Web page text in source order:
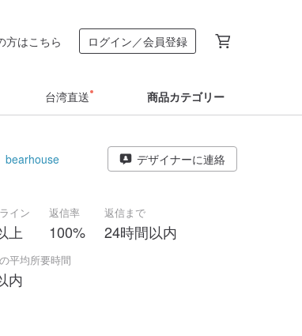
方はこちら ログイン／会員登録
台湾直送 商品カテゴリー
bearhouse デザイナーに連絡
イン
上
返信率
100%
返信まで
24時間以内
平均所要時間
内